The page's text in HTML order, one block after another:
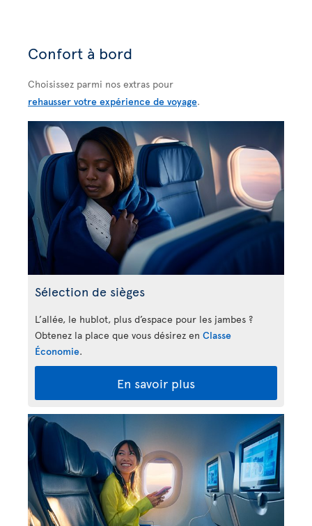
Confort à bord
Choisissez parmi nos extras pour
rehausser votre expérience de voyage.
Sélection de sièges
L’allée, le hublot, plus d’espace pour les jambes ?
Obtenez la place que vous désirez en Classe
Économie.
En savoir plus